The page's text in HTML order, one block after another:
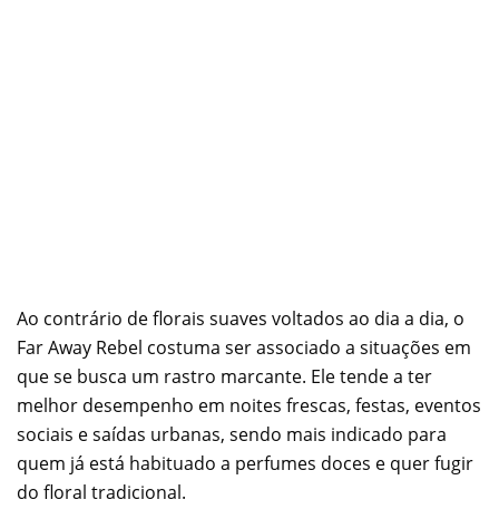
Ao contrário de florais suaves voltados ao dia a dia, o
Far Away Rebel costuma ser associado a situações em
que se busca um rastro marcante. Ele tende a ter
melhor desempenho em noites frescas, festas, eventos
sociais e saídas urbanas, sendo mais indicado para
quem já está habituado a perfumes doces e quer fugir
do floral tradicional.